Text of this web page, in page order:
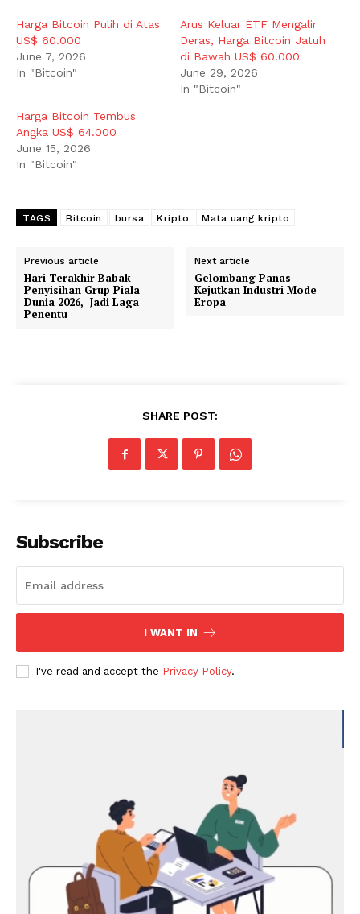
Harga Bitcoin Pulih di Atas
US$ 60.000
June 7, 2026
In "Bitcoin"
Arus Keluar ETF Mengalir
Deras, Harga Bitcoin Jatuh
di Bawah US$ 60.000
June 29, 2026
In "Bitcoin"
Harga Bitcoin Tembus
Angka US$ 64.000
June 15, 2026
In "Bitcoin"
TAGS Bitcoin bursa Kripto Mata uang kripto
Previous article
Hari Terakhir Babak
Penyisihan Grup Piala
Dunia 2026, Jadi Laga
Penentu
Next article
Gelombang Panas
Kejutkan Industri Mode
Eropa
SHARE POST:
Subscribe
I WANT IN
I've read and accept the Privacy Policy.